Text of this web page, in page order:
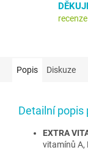
Popis Diskuze
Detailní popis
EXTRA
vitamínů A,